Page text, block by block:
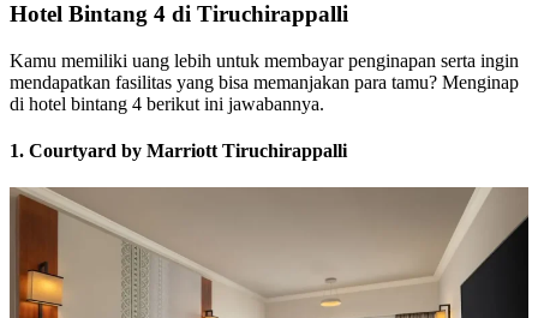
Hotel Bintang 4 di Tiruchirappalli
Kamu memiliki uang lebih untuk membayar penginapan serta ingin
mendapatkan fasilitas yang bisa memanjakan para tamu? Menginap
di hotel bintang 4 berikut ini jawabannya.
1. Courtyard by Marriott Tiruchirappalli